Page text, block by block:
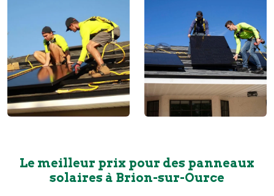
Le meilleur prix pour des panneaux
solaires à Brion-sur-Ource